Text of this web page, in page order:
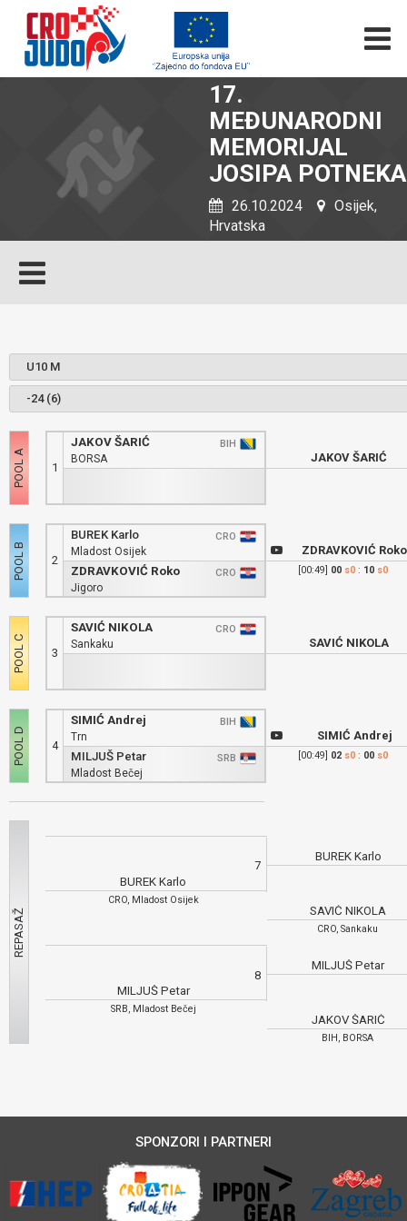
17.
MEĐUNARODNI
MEMORIJAL
JOSIPA POTNEKA
26.10.2024
Osijek,
Hrvatska
1
JAKOV ŠARIĆ
BIH
BORSA
2
BUREK Karlo
CRO
Mladost Osijek
ZDRAVKOVIĆ Roko
CRO
Jigoro
3
SAVIĆ NIKOLA
CRO
Sankaku
4
SIMIĆ Andrej
BIH
Trn
MILJUŠ Petar
SRB
Mladost Bečej
JAKOV ŠARIĆ
ZDRAVKOVIĆ Roko
[00:49] 00 s0: 10 s0
SAVIĆ NIKOLA
SIMIĆ Andrej
[00:49] 02 s0: 00 s0
BUREK Karlo
CRO, Mladost Osijek
MILJUŠ Petar
SRB, Mladost Bečej
7
BUREK Karlo
SAVIĆ NIKOLA
CRO, Sankaku
8
MILJUŠ Petar
JAKOV ŠARIĆ
BIH, BORSA
SPONZORI I PARTNERI